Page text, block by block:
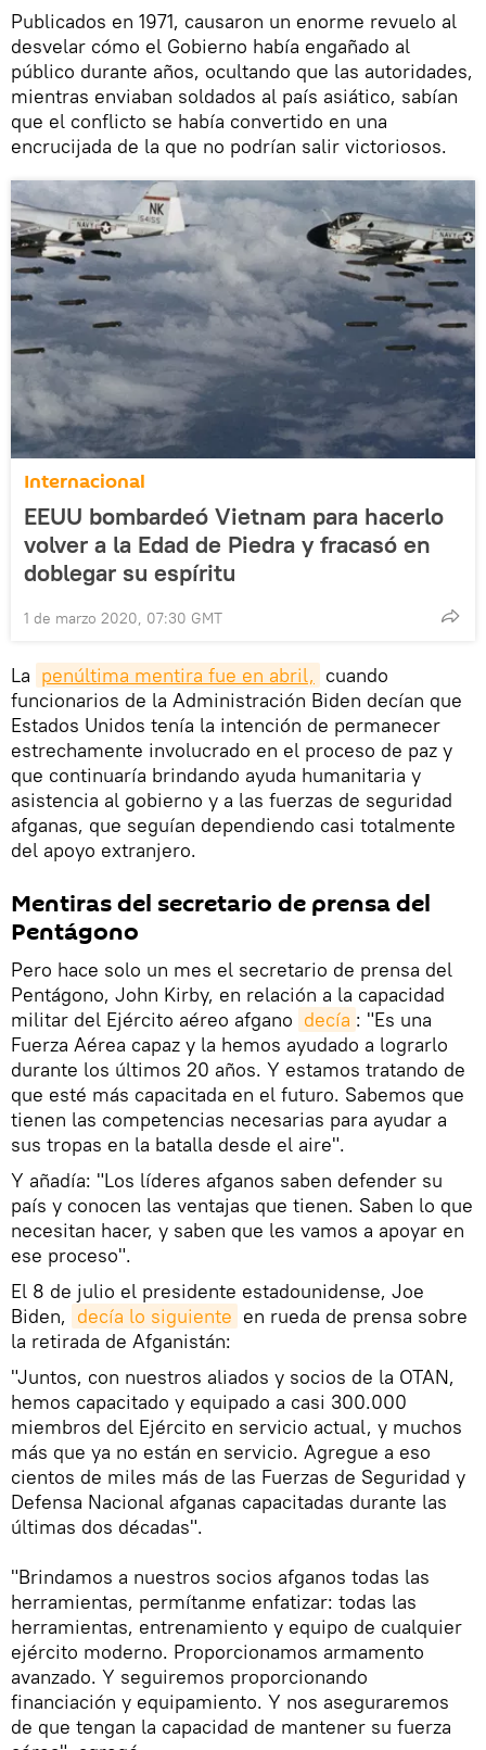
Publicados en 1971, causaron un enorme revuelo al
desvelar cómo el Gobierno había engañado al
público durante años, ocultando que las autoridades,
mientras enviaban soldados al país asiático, sabían
que el conflicto se había convertido en una
encrucijada de la que no podrían salir victoriosos.
Internacional
EEUU bombardeó Vietnam para hacerlo
volver a la Edad de Piedra y fracasó en
doblegar su espíritu
1 de marzo 2020, 07:30 GMT
La penúltima mentira fue en abril, cuando
funcionarios de la Administración Biden decían que
Estados Unidos tenía la intención de permanecer
estrechamente involucrado en el proceso de paz y
que continuaría brindando ayuda humanitaria y
asistencia al gobierno y a las fuerzas de seguridad
afganas, que seguían dependiendo casi totalmente
del apoyo extranjero.
Mentiras del secretario de prensa del
Pentágono
Pero hace solo un mes el secretario de prensa del
Pentágono, John Kirby, en relación a la capacidad
militar del Ejército aéreo afgano decía : "Es una
Fuerza Aérea capaz y la hemos ayudado a lograrlo
durante los últimos 20 años. Y estamos tratando de
que esté más capacitada en el futuro. Sabemos que
tienen las competencias necesarias para ayudar a
sus tropas en la batalla desde el aire".
Y añadía: "Los líderes afganos saben defender su
país y conocen las ventajas que tienen. Saben lo que
necesitan hacer, y saben que les vamos a apoyar en
ese proceso".
El 8 de julio el presidente estadounidense, Joe
Biden, decía lo siguiente en rueda de prensa sobre
la retirada de Afganistán:
"Juntos, con nuestros aliados y socios de la OTAN,
hemos capacitado y equipado a casi 300.000
miembros del Ejército en servicio actual, y muchos
más que ya no están en servicio. Agregue a eso
cientos de miles más de las Fuerzas de Seguridad y
Defensa Nacional afganas capacitadas durante las
últimas dos décadas".
"Brindamos a nuestros socios afganos todas las
herramientas, permítanme enfatizar: todas las
herramientas, entrenamiento y equipo de cualquier
ejército moderno. Proporcionamos armamento
avanzado. Y seguiremos proporcionando
financiación y equipamiento. Y nos aseguraremos
de que tengan la capacidad de mantener su fuerza